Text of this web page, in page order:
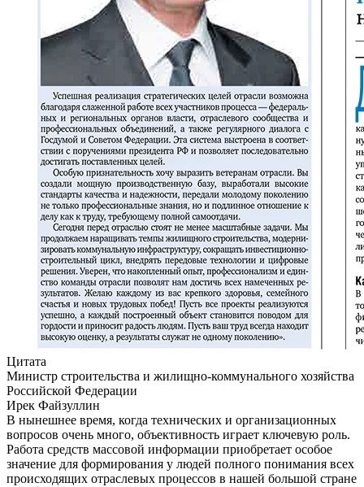
Цитата
Министр строительства и жилищно-коммунального хозяйства
Российской Федерации
Ирек Файзуллин
В нынешнее время, когда технических и организационных
вопросов очень много, объективность играет ключевую роль.
Работа средств массовой информации приобретает особое
значение для формирования у людей полного понимания всех
происходящих отраслевых процессов в нашей большой стране